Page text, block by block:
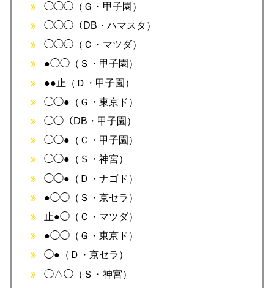
◯◯◯（Ｇ・甲子園）
◯◯◯（DB・ハマスタ）
◯◯◯（Ｃ・マツダ）
●◯◯（Ｓ・甲子園）
●●止（Ｄ・甲子園）
◯◯●（Ｇ・東京ド）
◯◯（DB・甲子園）
◯◯●（Ｃ・甲子園）
◯◯●（Ｓ・神宮）
◯◯●（Ｄ・ナゴド）
●◯◯（Ｓ・京セラ）
止●◯（Ｃ・マツダ）
●◯◯（Ｇ・東京ド）
◯●（Ｄ・京セラ）
◯△◯（Ｓ・神宮）